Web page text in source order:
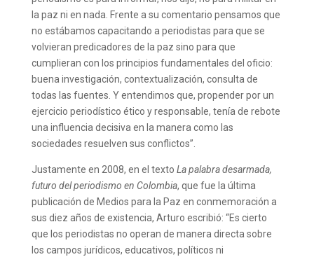
la paz ni en nada. Frente a su comentario pensamos que
no estábamos capacitando a periodistas para que se
volvieran predicadores de la paz sino para que
cumplieran con los principios fundamentales del oficio:
buena investigación, contextualización, consulta de
todas las fuentes. Y entendimos que, propender por un
ejercicio periodístico ético y responsable, tenía de rebote
una influencia decisiva en la manera como las
sociedades resuelven sus conflictos”.
Justamente en 2008, en el texto La palabra desarmada,
futuro del periodismo en Colombia, que fue la última
publicación de Medios para la Paz en conmemoración a
sus diez años de existencia, Arturo escribió: “Es cierto
que los periodistas no operan de manera directa sobre
los campos jurídicos, educativos, políticos ni